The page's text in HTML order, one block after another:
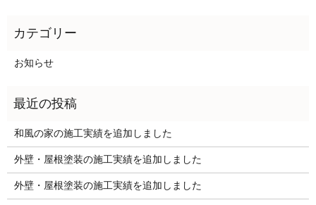
お知らせ
和風の家の施工実績を追加しました
外壁・屋根塗装の施工実績を追加しました
外壁・屋根塗装の施工実績を追加しました